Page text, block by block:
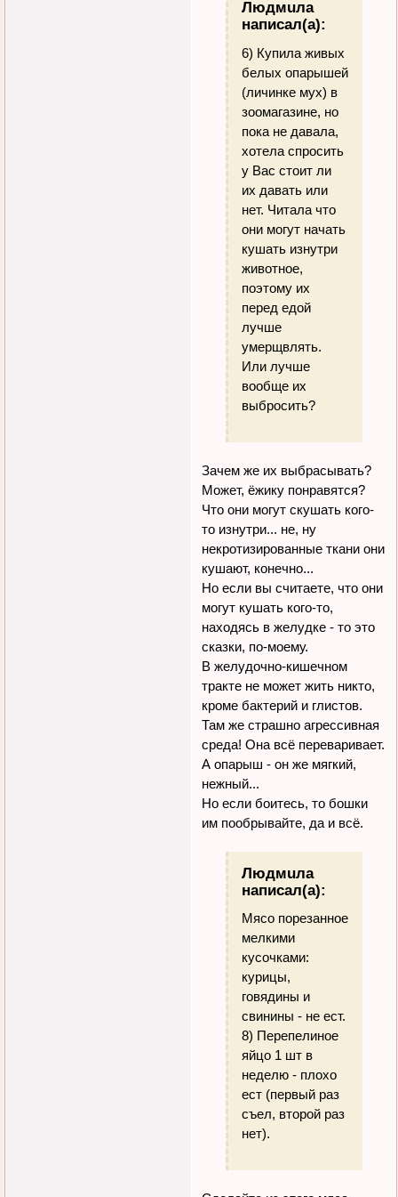
Людмuла
написал(а):
6) Купила живых
белых опарышей
(личинке мух) в
зоомагазине, но
пока не давала,
хотела спросить
у Вас стоит ли
их давать или
нет. Читала что
они могут начать
кушать изнутри
животное,
поэтому их
перед едой
лучше
умерщвлять.
Или лучше
вообще их
выбросить?
Зачем же их выбрасывать?
Может, ёжику понравятся?
Что они могут скушать кого-
то изнутри... не, ну
некротизированные ткани они
кушают, конечно...
Но если вы считаете, что они
могут кушать кого-то,
находясь в желудке - то это
сказки, по-моему.
В желудочно-кишечном
тракте не может жить никто,
кроме бактерий и глистов.
Там же страшно агрессивная
среда! Она всё переваривает.
А опарыш - он же мягкий,
нежный...
Но если боитесь, то бошки
им пообрывайте, да и всё.
Людмuла
написал(а):
Мясо порезанное
мелкими
кусочками:
курицы,
говядины и
свинины - не ест.
8) Перепелиное
яйцо 1 шт в
неделю - плохо
ест (первый раз
съел, второй раз
нет).